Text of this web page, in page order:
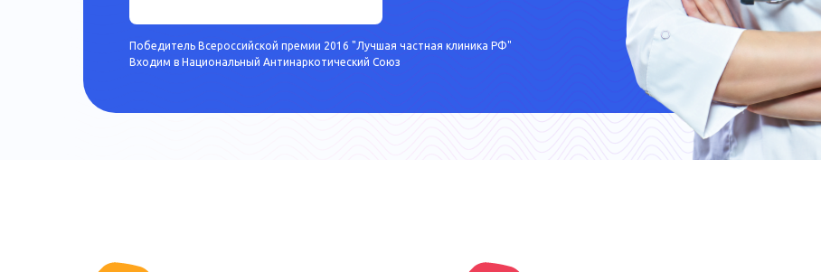
Победитель Всероссийской премии 2016 "Лучшая частная клиника РФ"
Входим в Национальный Антинаркотический Союз